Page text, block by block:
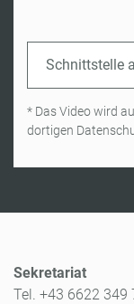
Schnittstelle
* Das Video wird
dortigen
Sekretariat
Tel. +43 6622 349